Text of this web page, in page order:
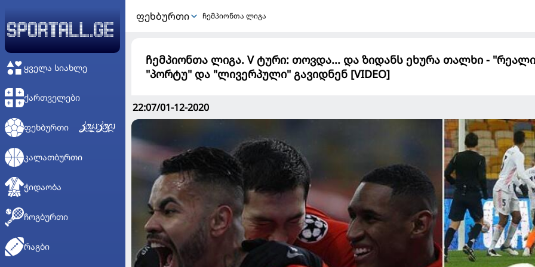
ᲧᲕᲔᲚᲐ ᲡᲘᲐᲮᲚᲔ
ᲥᲐᲠᲗᲕᲔᲚᲔᲑᲘ
ᲤᲔᲮᲑᲣᲠᲗᲘ
ᲙᲐᲚᲐᲗᲑᲣᲠᲗᲘ
ᲭᲘᲓᲐᲝᲑᲐ
ᲩᲝᲒᲑᲣᲠᲗᲘ
ᲠᲐᲒᲑᲘ
ᲤᲔᲮᲑᲣᲠᲗᲘ ჩემპიონთა ლიგა
ჩემპიონთა ლიგა. V ტური: თოვდა... და ზიდანს ეხურა თალხი -
"პორტუ" და "ლივერპული" გავიდნენ [VIDEO]
22:07/01-12-2020